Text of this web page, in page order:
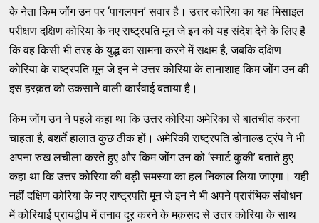
के नेता किम जोंग उन पर ‘पागलपन’ सवार है। उत्तर कोरिया का यह मिसाइल
परीक्षण दक्षिण कोरिया के नए राष्ट्रपति मून जे इन को यह संदेश देने के लिए है
कि वह किसी भी तरह के युद्ध का सामना करने में सक्षम है, जबकि दक्षिण
कोरिया के राष्ट्रपति मून जे इन ने उत्तर कोरिया के तानाशाह किम जोंग उन की
इस हरक़त को उकसाने वाली कार्रवाई बताया है।
किम जोंग उन ने पहले कहा था कि उत्तर कोरिया अमेरिका से बातचीत करना
चाहता है, बशर्ते हालात कुछ ठीक हों। अमेरिकी राष्ट्रपति डोनाल्ड ट्रंप ने भी
अपना रुख लचीला करते हुए और किम जोंग उन को ‘स्मार्ट कुकी’ बताते हुए
कहा था कि उत्तर कोरिया की बड़ी समस्या का हल निकाल लिया जाएगा। यही
नहीं दक्षिण कोरिया के नए राष्ट्रपति मून जे इन ने भी अपने प्रारंभिक संबोधन
में कोरियाई प्रायद्वीप में तनाव दूर करने के मक़सद से उत्तर कोरिया के साथ